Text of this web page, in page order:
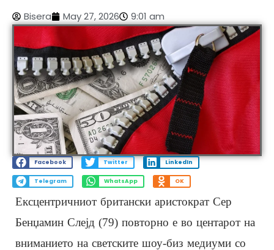
Bisera May 27, 2026 9:01 am
Facebook Twitter LinkedIn
Telegram WhatsApp OK
Ексцентричниот британски аристократ Сер
Бенџамин Слејд (79) повторно е во центарот на
вниманието на светските шоу-биз медиуми со